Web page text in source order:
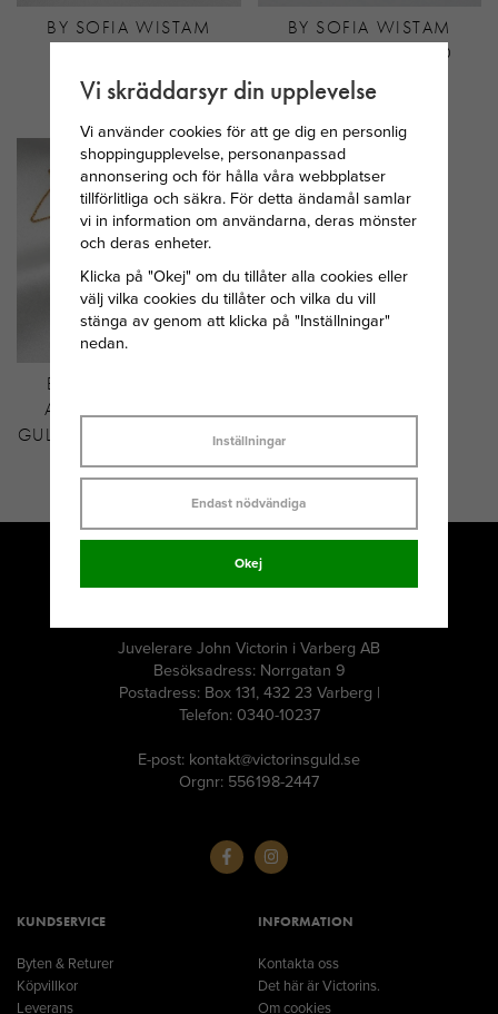
BY SOFIA WISTAM
HALSBAND SILVER
BY SOFIA WISTAM
ARROW HALSBAND
SILVER
BY SOFIA WISTAM
ARROW HALSBAND
GULDPLÄTERAD MÄSSING
297 KR
Juvelerare John Victorin i Varberg AB
Besöksadress: Norrgatan 9
Postadress: Box 131, 432 23 Varberg |
Telefon: 0340-10237
E-post: kontakt@victorinsguld.se
Orgnr: 556198-2447
KUNDSERVICE
Byten & Returer
Köpvillkor
Leverans
INFORMATION
Kontakta oss
Det här är Victorins.
Om cookies
Vi skräddarsyr din upplevelse
Vi använder cookies för att ge dig en personlig
shoppingupplevelse, personanpassad
annonsering och för hålla våra webbplatser
tillförlitliga och säkra. För detta ändamål samlar
vi in information om användarna, deras mönster
och deras enheter.
Klicka på "Okej" om du tillåter alla cookies eller
välj vilka cookies du tillåter och vilka du vill
stänga av genom att klicka på "Inställningar"
nedan.
Inställningar
Endast nödvändiga
Okej